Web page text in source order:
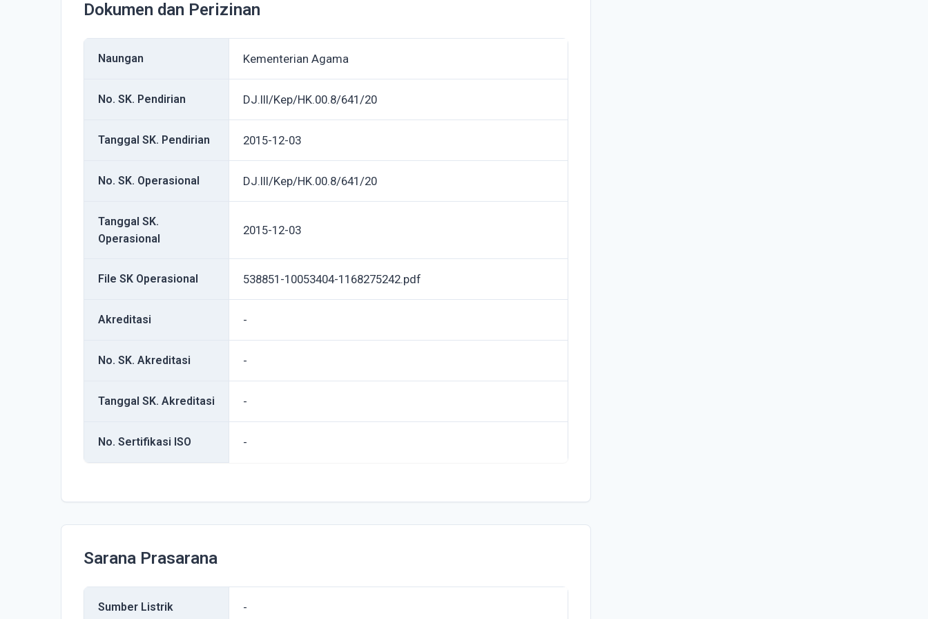
Dokumen dan Perizinan
Naungan Kementerian Agama
No. SK. Pendirian DJ.III/Kep/HK.00.8/641/20
Tanggal SK. Pendirian 2015-12-03
No. SK. Operasional DJ.III/Kep/HK.00.8/641/20
Tanggal SK.
Operasional
2015-12-03
File SK Operasional 538851-10053404-1168275242.pdf
Akreditasi -
No. SK. Akreditasi -
Tanggal SK. Akreditasi -
No. Sertifikasi ISO -
Sarana Prasarana
Sumber Listrik -